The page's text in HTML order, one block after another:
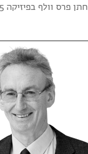
חתן פרס וולף בפיזיקה 2025